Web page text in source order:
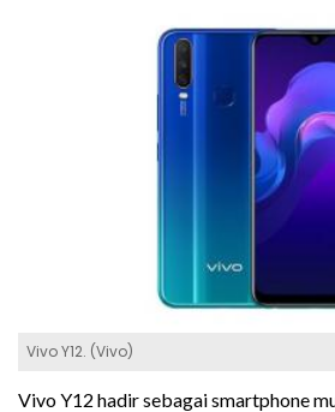
Vivo Y12. (Vivo)
Vivo Y12 hadir sebagai smartphone